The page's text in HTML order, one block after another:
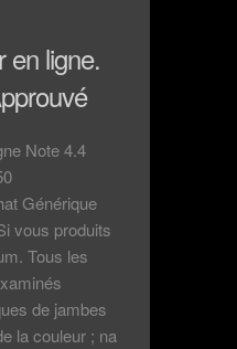
en ligne.
Note 4.4
Générique
vous produits
Tous les
de jambes
la couleur ; na